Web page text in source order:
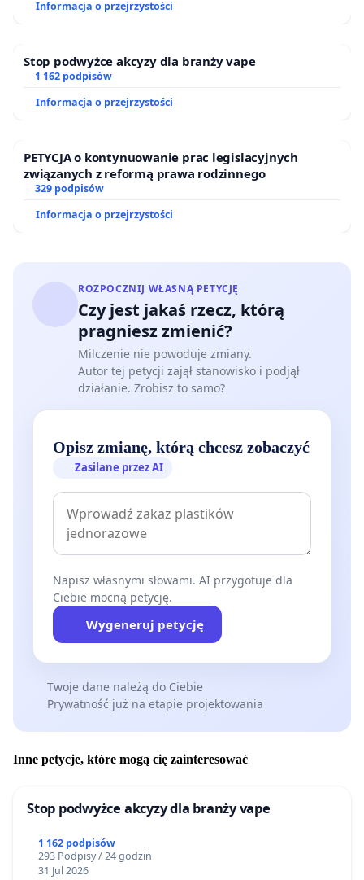
Informacja o przejrzystości
Stop podwyżce akcyzy dla branży vape
1 162 podpisów
Informacja o przejrzystości
PETYCJA o kontynuowanie prac legislacyjnych
związanych z reformą prawa rodzinnego
329 podpisów
Informacja o przejrzystości
ROZPOCZNIJ WŁASNĄ PETYCJĘ
Czy jest jakaś rzecz, którą
pragniesz zmienić?
Milczenie nie powoduje zmiany.
Autor tej petycji zajął stanowisko i podjął
działanie. Zrobisz to samo?
Opisz zmianę, którą chcesz zobaczyć
Zasilane przez AI
Napisz własnymi słowami. AI przygotuje dla
Ciebie mocną petycję.
Wygeneruj petycję
Twoje dane należą do Ciebie
Prywatność już na etapie projektowania
Inne petycje, które mogą cię zainteresować
Stop podwyżce akcyzy dla branży vape
1 162 podpisów
293 Podpisy / 24 godzin
31 Jul 2026